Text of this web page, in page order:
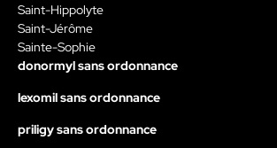
Saint-Hippolyte
Saint-Jérôme
Sainte-Sophie
donormyl sans ordonnance
lexomil sans ordonnance
priligy sans ordonnance